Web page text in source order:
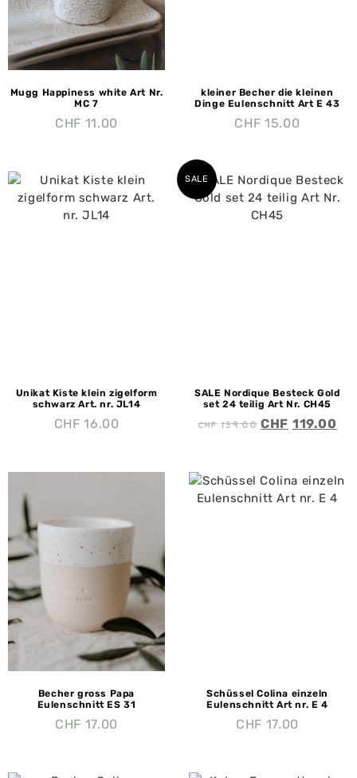
Mugg Happiness white Art Nr.
MC 7
CHF 11.00
kleiner Becher die kleinen
Dinge Eulenschnitt Art E 43
CHF 15.00
Unikat Kiste klein zigelform
schwarz Art. nr. JL14
CHF 16.00
SALE
SALE Nordique Besteck Gold
set 24 teilig Art Nr. CH45
CHF139.00 CHF 119.00
Becher gross Papa
Eulenschnitt ES 31
CHF 17.00
Schüssel Colina einzeln
Eulenschnitt Art nr. E 4
CHF 17.00